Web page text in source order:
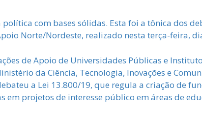
com bases sólidas. Esta foi a tônica dos
Norte/Nordeste, realizado nesta terça-feira,
de Apoio de Universidades Públicas e
da Ciência, Tecnologia, Inovações e
a Lei 13.800/19, que regula a criação de
em projetos de interesse público em áreas de